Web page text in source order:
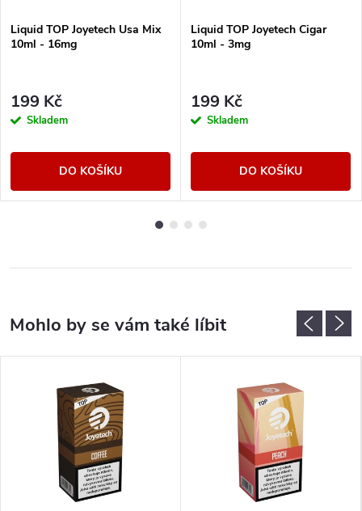
Liquid TOP Joyetech Usa Mix
10ml - 16mg
199 Kč
Skladem
DO KOŠÍKU
Liquid TOP Joyetech Cigar
10ml - 3mg
199 Kč
Skladem
DO KOŠÍKU